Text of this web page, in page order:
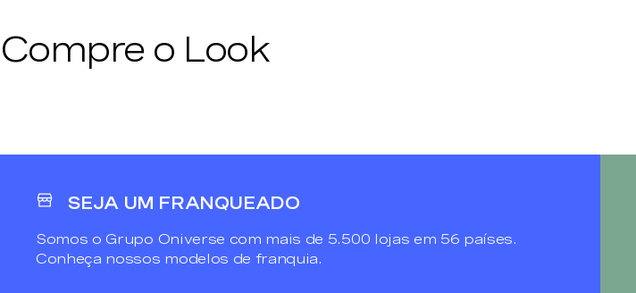
Compre o Look
SEJA UM FRANQUEADO
Somos o Grupo Oniverse com mais de 5.500 lojas em 56 países.
Conheça nossos modelos de franquia.